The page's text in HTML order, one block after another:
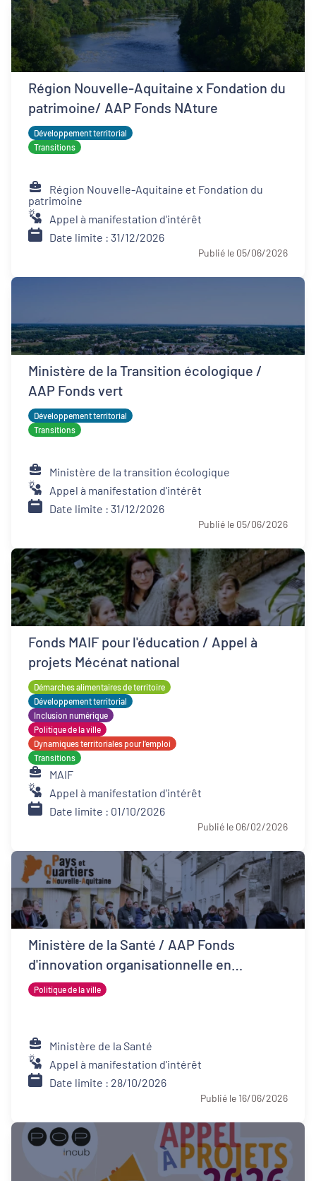
Région Nouvelle-Aquitaine x Fondation du
patrimoine/ AAP Fonds NAture
Développement territorial
Transitions
Région Nouvelle-Aquitaine et Fondation du
patrimoine
Appel à manifestation d'intérêt
Date limite : 31/12/2026
Publié le 05/06/2026
Ministère de la Transition écologique /
AAP Fonds vert
Développement territorial
Transitions
Ministère de la transition écologique
Appel à manifestation d'intérêt
Date limite : 31/12/2026
Publié le 05/06/2026
Fonds MAIF pour l'éducation / Appel à
projets Mécénat national
Démarches alimentaires de territoire
Développement territorial
Inclusion numérique
Politique de la ville
Dynamiques territoriales pour l’emploi
Transitions
MAIF
Appel à manifestation d'intérêt
Date limite : 01/10/2026
Publié le 06/02/2026
Ministère de la Santé / AAP Fonds
d'innovation organisationnelle en
psychiatrie (FIOP)
Politique de la ville
Ministère de la Santé
Appel à manifestation d'intérêt
Date limite : 28/10/2026
Publié le 16/06/2026